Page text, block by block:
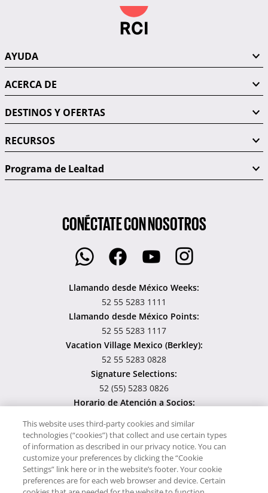
AYUDA
ACERCA DE
DESTINOS Y OFERTAS
RECURSOS
Programa de Lealtad
CONÉCTATE CON NOSOTROS
Llamando desde México Weeks:
52 55 5283 1111
Llamando desde México Points:
52 55 5283 1117
Vacation Village Mexico (Berkley):
52 55 5283 0828
Signature Selections:
52 (55) 5283 0826
Horario de Atención a Socios:
Usamos cookies para poder darte una mejor experiencia al
visitar nuestro sitio, al continuar utilizándolo estás dando
consentimiento a nuestro uso de éstas. Para saber más sobre
cómo utilizamos las cookies y cómo manejarlas visita nuestro
This website uses third-party cookies and similar
technologies (“cookies”) that collect and use certain types
of information as described in our privacy notice. You can
customize your preferences by clicking the “Cookie
Settings” link here or in the website’s footer. Your cookie
preferences are for each web browser and device. Certain